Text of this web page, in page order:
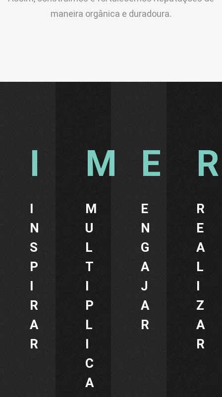
maneira orgânica e duradoura.
I
N
S
P
I
R
A
R
M
U
L
T
I
P
L
I
C
A
E
N
G
A
J
A
R
R
E
A
L
I
Z
A
R